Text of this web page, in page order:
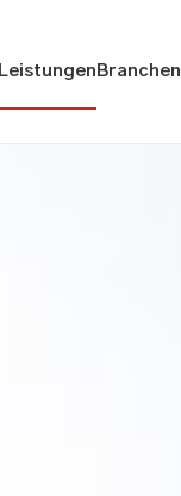
Leistungen Branchen